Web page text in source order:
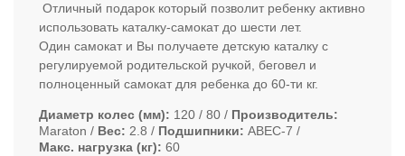
Отличный подарок который позволит ребенку активно
использовать каталку-самокат до шести лет.
Один самокат и Вы получаете детскую каталку с
регулируемой родительской ручкой, беговел и
полноценный самокат для ребенка до 60-ти кг.
Диаметр колес (мм) 120 / 80
Производитель
Maraton
Вес 2.8 Подшипники
ABEC-7
Макс. нагрузка (кг)
60